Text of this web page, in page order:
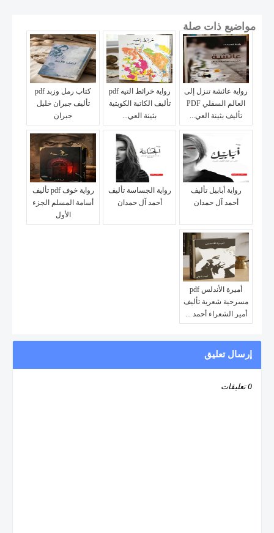
مواضيع ذات صلة
رواية عائشة تنزل إلى
العالم السفلي PDF
تأليف بثينة العي...
رواية خرائط التيه pdf
تأليف الكاتبة الكويتية
بثينة العي...
كتاب رمل وزبد pdf
تأليف جبران خليل
جبران
رواية أبابيل تأليف
أحمد آل حمدان
رواية الجساسة تأليف
أحمد آل حمدان
رواية خوف pdf تأليف
أسامة المسلم الجزء
الأول
أميرة الأندلس pdf
مسرحية شعرية تأليف
أمير الشعراء أحمد ...
إرسال تعليق
0 تعليقات